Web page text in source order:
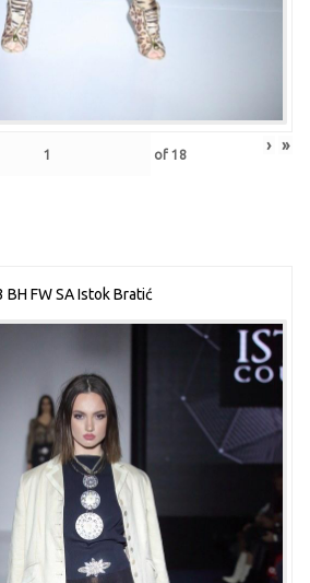
of 18 › »
BH FW SA Istok Bratić